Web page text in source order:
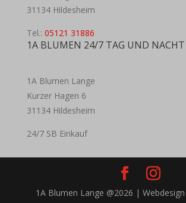
31134 Hildesheim
Tel.: 05121 31886
1A BLUMEN 24/7 TAG UND NACHT
1A Blumen Lange
Kurzer Hagen 6
31134 Hildesheim
24/7 SB Einkauf
1A Blumen Lange @2026 |